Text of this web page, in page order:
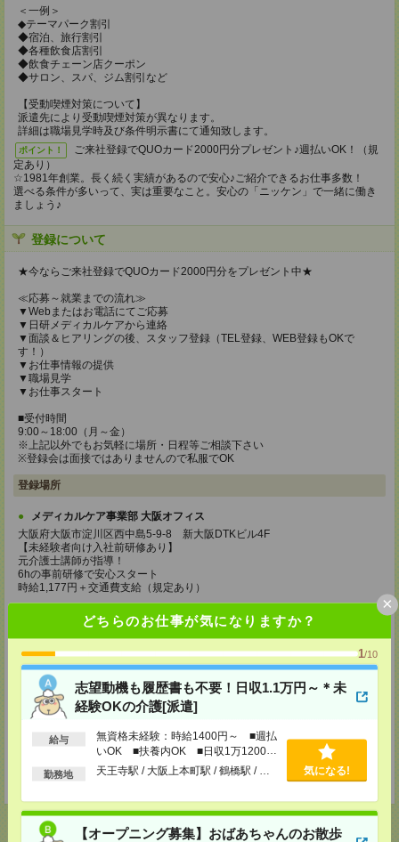
どちらのお仕事が気になりますか？
1/10
志望動機も履歴書も不要！日収1.1万円～＊未
経験OKの介護[派遣]
給与
無資格未経験：時給1400円～ ■週払
いOK ■扶養内OK ■日収1万1200円
以上
勤務地 天王寺駅 / 大阪上本町駅 / 鶴橋駅 / … 気になる!
【オープニング募集】おばあちゃんのお散歩
×
＜一例＞
◆テーマパーク割引
◆宿泊、旅行割引
◆各種飲食店割引
◆飲食チェーン店クーポン
◆サロン、スパ、ジム割引など
【受動喫煙対策について】
派遣先により受動喫煙対策が異なります。
詳細は職場見学時及び条件明示書にて通知致します。
ポイント！
ご来社登録でQUOカード2000円分プレゼント♪週払いOK！（規
定あり）
☆1981年創業。長く続く実績があるので安心♪ご紹介できるお仕事多数！
選べる条件が多いって、実は重要なこと。安心の「ニッケン」で一緒に働き
ましょう♪
登録について
★今ならご来社登録でQUOカード2000円分をプレゼント中★
≪応募～就業までの流れ≫
▼Webまたはお電話にてご応募
▼日研メディカルケアから連絡
▼面談＆ヒアリングの後、スタッフ登録（TEL登録、WEB登録もOKで
す！）
▼お仕事情報の提供
▼職場見学
▼お仕事スタート
■受付時間
9:00～18:00（月～金）
※上記以外でもお気軽に場所・日程等ご相談下さい
※登録会は面接ではありませんので私服でOK
登録場所
メディカルケア事業部 大阪オフィス
大阪府大阪市淀川区西中島5-9-8 新大阪DTKビル4F
【未経験者向け入社前研修あり】
元介護士講師が指導！
6hの事前研修で安心スタート
時給1,177円＋交通費支給（規定あり）
TEL：0120-991-463
tenshoku@nikken-ts.jp
担当：採用担当
メディカルケア事業部 京都オフィス
京都府京都市下京区東塩小路町843番地2 日本生命京都ヤサカビル5F
TEL：0120-975-927
MAIL：tenshoku@nikken-ts.jp
★今ならご来社登録でQUOカード2000円分をプレゼント中★